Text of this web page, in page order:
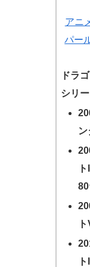
アニ
パー
ドラ
シリ